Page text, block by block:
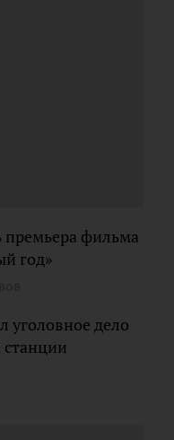
премьера фильма
год»
уголовное дело
станции